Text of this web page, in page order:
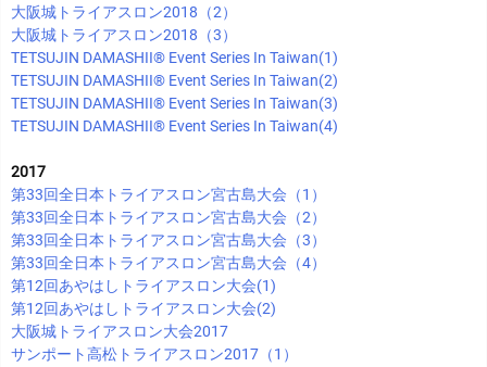
大阪城トライアスロン2018（2）
大阪城トライアスロン2018（3）
TETSUJIN DAMASHII®︎ Event Series In Taiwan(1)
TETSUJIN DAMASHII®︎ Event Series In Taiwan(2)
TETSUJIN DAMASHII®︎ Event Series In Taiwan(3)
TETSUJIN DAMASHII®︎ Event Series In Taiwan(4)
2017
第33回全日本トライアスロン宮古島大会（1）
第33回全日本トライアスロン宮古島大会（2）
第33回全日本トライアスロン宮古島大会（3）
第33回全日本トライアスロン宮古島大会（4）
第12回あやはしトライアスロン大会(1)
第12回あやはしトライアスロン大会(2)
大阪城トライアスロン大会2017
サンポート高松トライアスロン2017（1）